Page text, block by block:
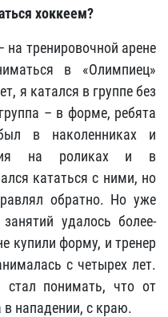
хоккеем?
на тренировочной арене
в «Олимпиец»
я катался в группе без
– в форме, ребята
в наколенниках и
на роликах и в
кататься с ними, но
обратно. Но уже
удалось более-
купили форму, и тренер
с четырех лет.
стал понимать, что от
нападении, с краю.